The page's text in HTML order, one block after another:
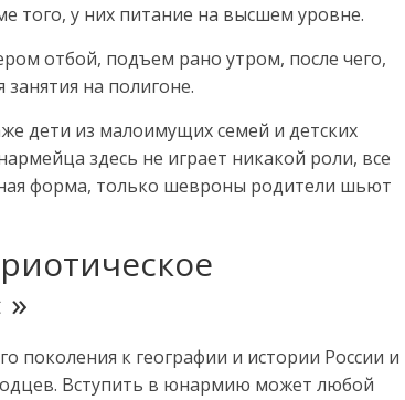
того, у них питание на высшем уровне.
отбой, подъем рано утром, после чего,
занятия на полигоне.
дети из малоимущих семей и детских
здесь не играет никакой роли, все
форма, только шевроны родители шьют
поколения к географии и истории России и
Вступить в юнармию может любой